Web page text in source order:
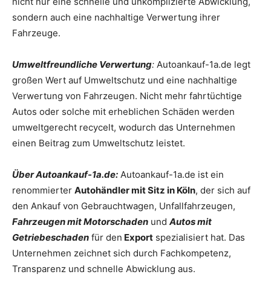
sondern auch eine nachhaltige Verwertung ihrer
Fahrzeuge.
Umweltfreundliche Verwertung: Autoankauf-1a.de legt
großen Wert auf Umweltschutz und eine nachhaltige
Verwertung von Fahrzeugen. Nicht mehr fahrtüchtige
Autos oder solche mit erheblichen Schäden werden
umweltgerecht recycelt, wodurch das Unternehmen
einen Beitrag zum Umweltschutz leistet.
Über Autoankauf-1a.de: Autoankauf-1a.de ist ein
renommierter Autohändler mit Sitz in Köln, der sich auf
den Ankauf von Gebrauchtwagen, Unfallfahrzeugen,
Fahrzeugen mit Motorschaden und Autos mit
Getriebeschaden für den Export spezialisiert hat. Das
Unternehmen zeichnet sich durch Fachkompetenz,
Transparenz und schnelle Abwicklung aus.